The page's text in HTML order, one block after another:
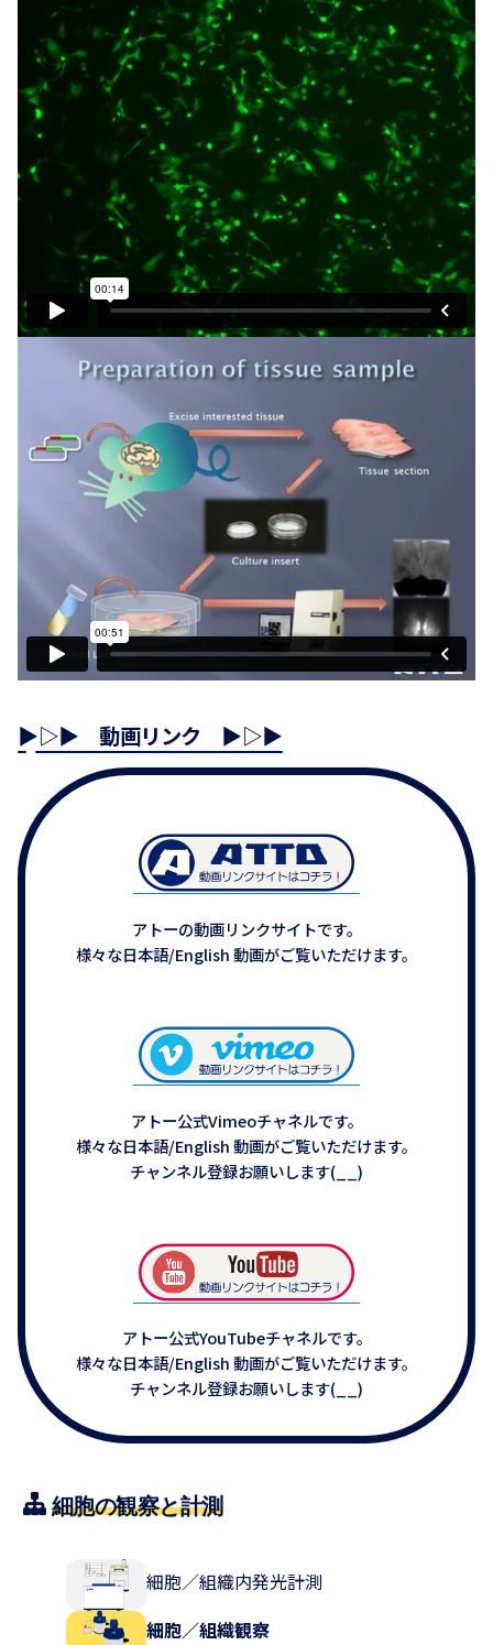
▶▷▶ 動画リンク ▶▷▶
アトーの動画リンクサイトです。
様々な日本語/English 動画がご覧いただけます。
アトー公式Vimeoチャネルです。
様々な日本語/English 動画がご覧いただけます。
チャンネル登録お願いします(__)
アトー公式YouTubeチャネルです。
様々な日本語/English 動画がご覧いただけます。
チャンネル登録お願いします(__)
細胞の観察と計測
細胞／組織内発光計測
細胞／組織観察